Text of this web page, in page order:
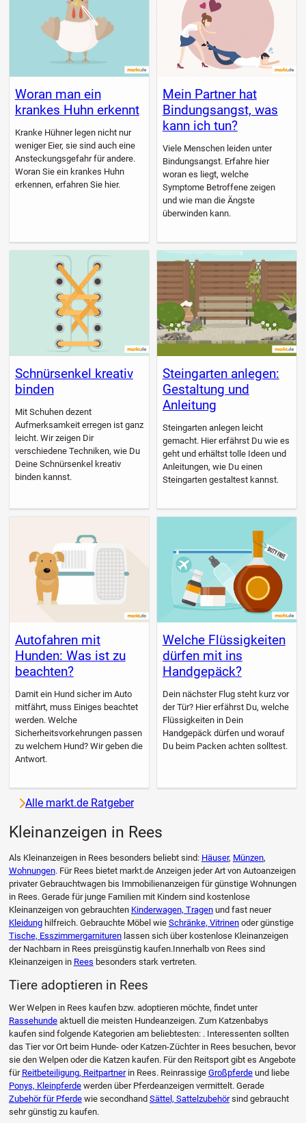
Woran man ein
krankes Huhn erkennt
Kranke Hühner legen nicht nur
weniger Eier, sie sind auch eine
Ansteckungsgefahr für andere.
Woran Sie ein krankes Huhn
erkennen, erfahren Sie hier.
Mein Partner hat
Bindungsangst, was
kann ich tun?
Viele Menschen leiden unter
Bindungsangst. Erfahre hier
woran es liegt, welche
Symptome Betroffene zeigen
und wie man die Ängste
überwinden kann.
Schnürsenkel kreativ
binden
Mit Schuhen dezent
Aufmerksamkeit erregen ist ganz
leicht. Wir zeigen Dir
verschiedene Techniken, wie Du
Deine Schnürsenkel kreativ
binden kannst.
Steingarten anlegen:
Gestaltung und
Anleitung
Steingarten anlegen leicht
gemacht. Hier erfährst Du wie es
geht und erhältst tolle Ideen und
Anleitungen, wie Du einen
Steingarten gestaltest kannst.
Autofahren mit
Hunden: Was ist zu
beachten?
Damit ein Hund sicher im Auto
mitfährt, muss Einiges beachtet
werden. Welche
Sicherheitsvorkehrungen passen
zu welchem Hund? Wir geben die
Antwort.
Welche Flüssigkeiten
dürfen mit ins
Handgepäck?
Dein nächster Flug steht kurz vor
der Tür? Hier erfährst Du, welche
Flüssigkeiten in Dein
Handgepäck dürfen und worauf
Du beim Packen achten solltest.
Alle markt.de Ratgeber
Kleinanzeigen in Rees
Als Kleinanzeigen in Rees besonders beliebt sind: Häuser, Münzen,
Wohnungen. Für Rees bietet markt.de Anzeigen jeder Art von Autoanzeigen
privater Gebrauchtwagen bis Immobilienanzeigen für günstige Wohnungen
in Rees. Gerade für junge Familien mit Kindern sind kostenlose
Kleinanzeigen von gebrauchten Kinderwagen, Tragenund fast neuer
Kleidunghilfreich. Gebrauchte Möbel wie Schränke, Vitrinenoder günstige
Tische, Esszimmergarniturenlassen sich über kostenlose Kleinanzeigen
der Nachbarn in Rees preisgünstig kaufen.Innerhalb von Rees sind
Kleinanzeigen in Rees besonders stark vertreten.
Tiere adoptieren in Rees
Wer Welpen in Rees kaufen bzw. adoptieren möchte, findet unter
Rassehundeaktuell die meisten Hundeanzeigen. Zum Katzenbabys
kaufen sind folgende Kategorien am beliebtesten: . Interessenten sollten
das Tier vor Ort beim Hunde- oder Katzen-Züchter in Rees besuchen, bevor
sie den Welpen oder die Katzen kaufen. Für den Reitsport gibt es Angebote
für Reitbeteiligung, Reitpartnerin Rees. Reinrassige Großpferdeund liebe
Ponys, Kleinpferdewerden über Pferdeanzeigen vermittelt. Gerade
Zubehör für Pferdewie secondhand Sättel, Sattelzubehörsind gebraucht
sehr günstig zu kaufen.